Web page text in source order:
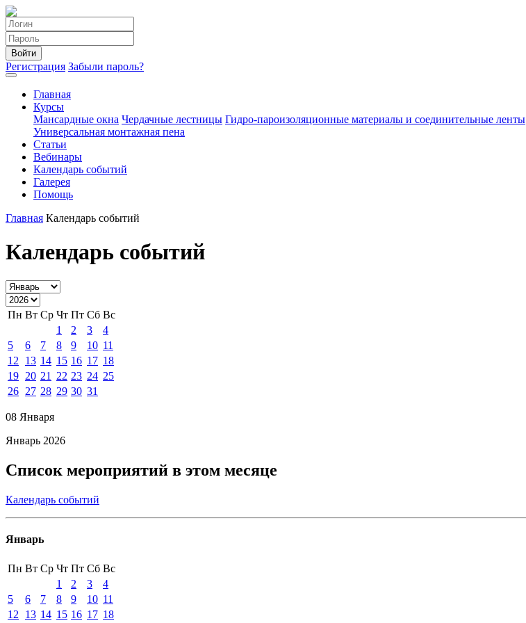
Войти
Регистрация Забыли пароль?
Главная
Курсы
Мансардные окна Чердачные лестницы Гидро-пароизоляционные материалы и соединительные ленты
Универсальная монтажная пена
Статьи
Вебинары
Календарь событий
Галерея
Помощь
Главная Календарь событий
Календарь событий
Пн Вт Ср Чт Пт Сб Вс
1
2 3
4
5
6 7 8 9 10 11
12
13 14 15 16 17 18
19 20 21 22 23 24 25
26 27 28 29 30 31
08 Января
Январь 2026
Список мероприятий в этом месяце
Календарь событий
Январь
Пн Вт Ср Чт Пт Сб Вс
1
2 3
4
5
6 7 8 9 10 11
12
13 14 15 16 17 18